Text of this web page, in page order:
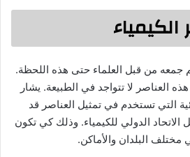
تم جمعه من قبل العلماء حتى هذه اللحظة.
بالمئة من هذه العناصر لا تتواجد في الطبيعة. يشار
التي تستخدم في تمثيل العناصر قد
الاتحاد الدولي للكيمياء. وذلك كي تكون
البلدان والأماكن.